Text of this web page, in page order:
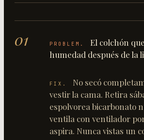
01 PROBLEM.
El colchón
humedad después de la
FIX.
No secó
vestir la cama. Retira
espolvorea bicarbonato
ventila con ventilador
aspira. Nunca vistas un